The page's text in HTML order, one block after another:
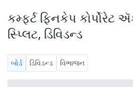
કમ્ફર્ટ ફિનકેપ
સ્પ્લિટ, ડિવિડન્ડ
બોર્ડ ડિવિડન્ડ વિભાજન